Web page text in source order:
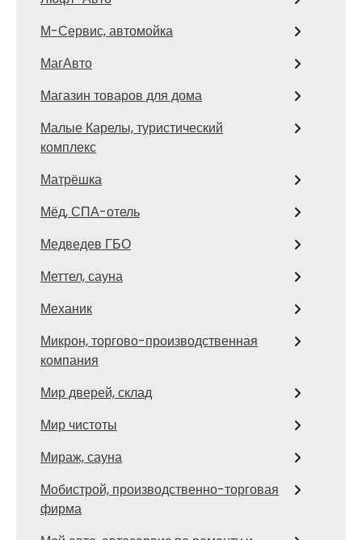
М-Сервис, автомойка
МагАвто
Магазин товаров для дома
Малые Карелы, туристический
комплекс
Матрёшка
Мёд, СПА-отель
Медведев ГБО
Меттел, сауна
Механик
Микрон, торгово-производственная
компания
Мир дверей, склад
Мир чистоты
Мираж, сауна
Мобистрой, производственно-торговая
фирма